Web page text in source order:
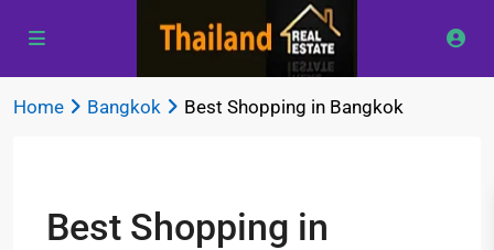
Home Bangkok Best Shopping in Bangkok
Best Shopping in